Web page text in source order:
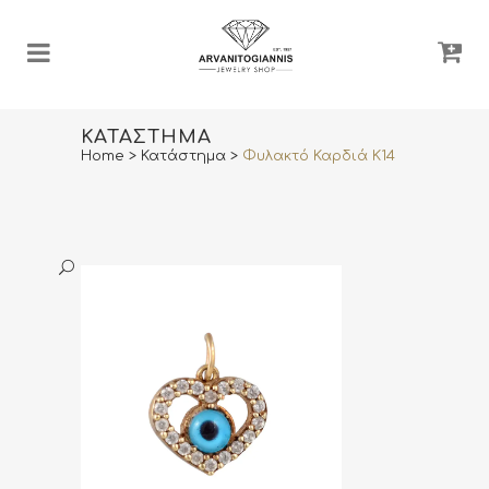
ΚΑΤΆΣΤΗΜΑ
Home > Κατάστημα > Φυλακτό Καρδιά K14